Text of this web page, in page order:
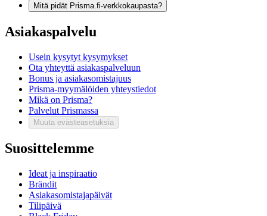
Mitä pidät Prisma.fi-verkkokaupasta?
Asiakaspalvelu
Usein kysytyt kysymykset
Ota yhteyttä asiakaspalveluun
Bonus ja asiakasomistajuus
Prisma-myymälöiden yhteystiedot
Mikä on Prisma?
Palvelut Prismassa
Muuta evästeasetuksia
Suosittelemme
Ideat ja inspiraatio
Brändit
Asiakasomistajapäivät
Tilipäivä